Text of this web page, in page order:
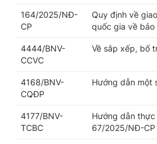
164/2025/NĐ-
CP
Quy định về
quốc gia về bảo
4444/BNV-
CCVC
Về sắp xếp, bố
4168/BNV-
CQĐP
Hướng dẫn một
4177/BNV-
TCBC
Hướng dẫn
67/2025/NĐ-CP